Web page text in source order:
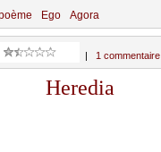
Ego Agora
1 commentaire
Heredia